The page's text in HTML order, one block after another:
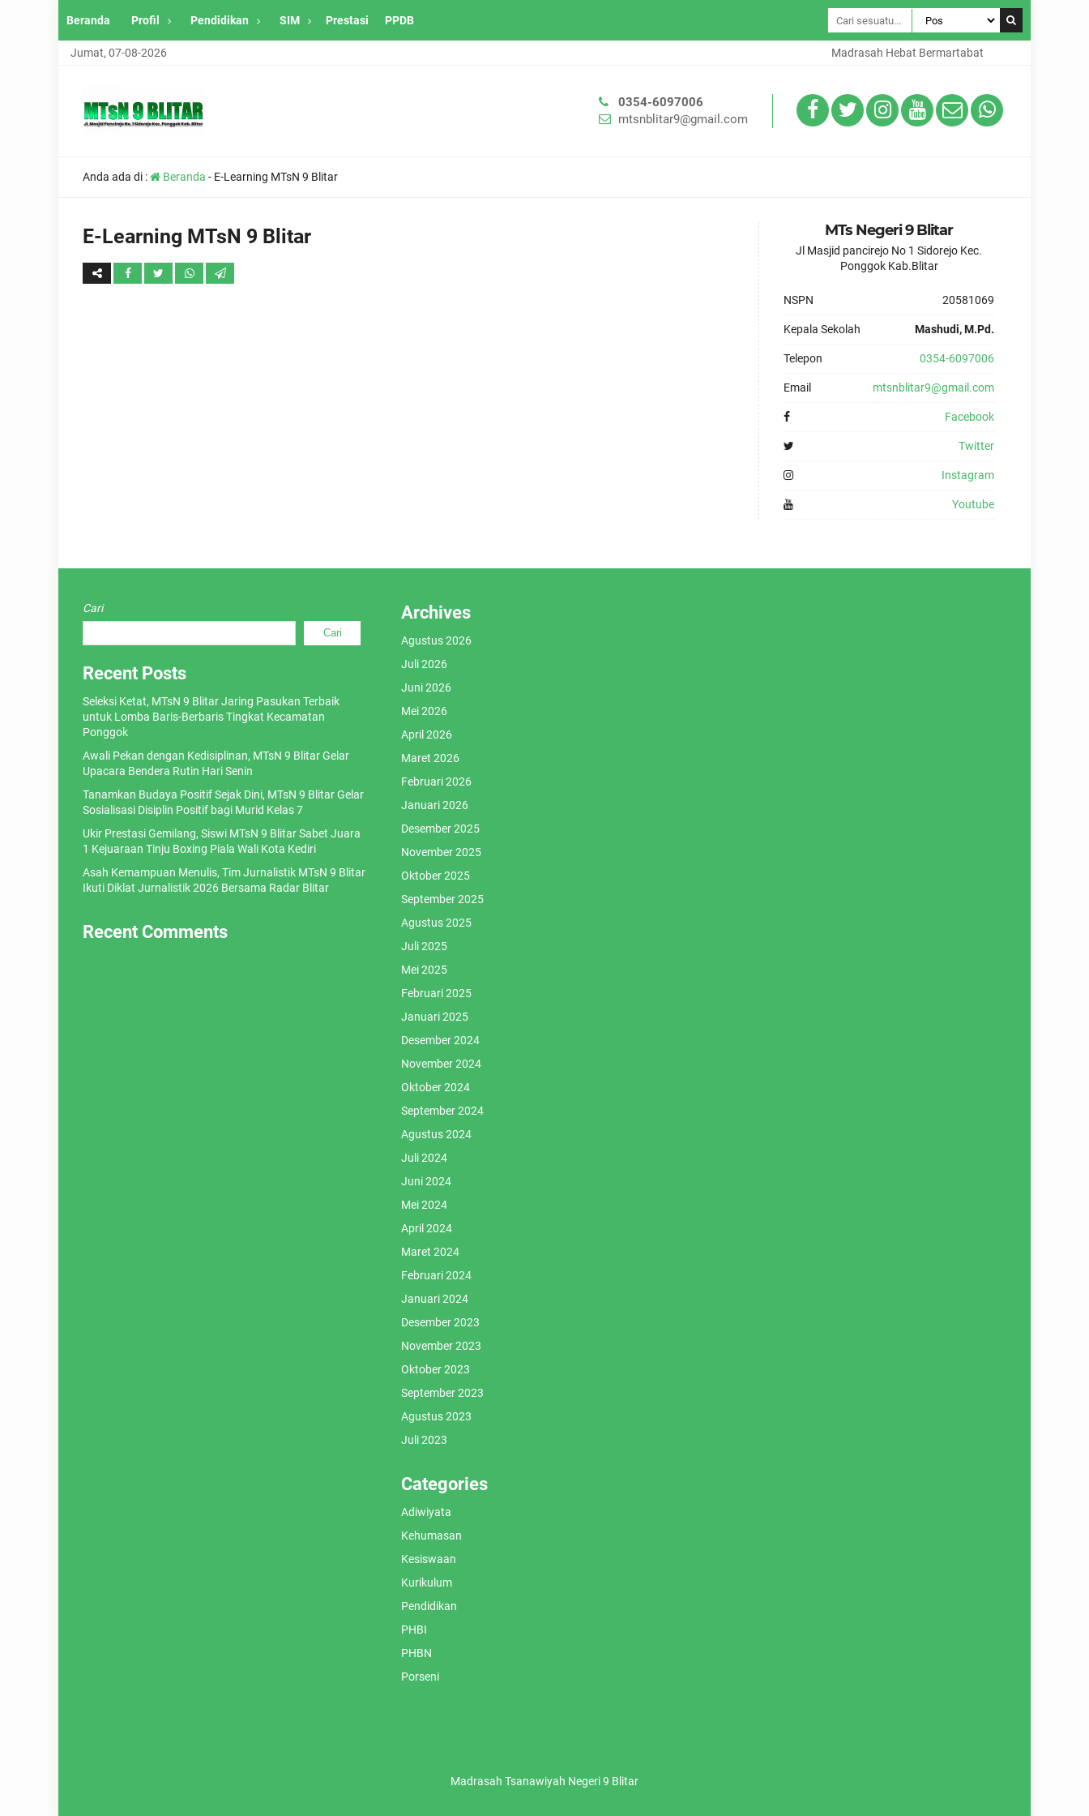
Beranda Profil Pendidikan SIM Prestasi PPDB
Jumat, 07-08-2026 Madrasah Hebat Bermartabat
0354-6097006
mtsnblitar9@gmail.com
Anda ada di : Beranda - E-Learning MTsN 9 Blitar
E-Learning MTsN 9 Blitar MTs Negeri 9 Blitar
Jl Masjid pancirejo No 1 Sidorejo Kec.
Ponggok Kab.Blitar
NSPN 20581069
Kepala Sekolah Mashudi, M.Pd.
Telepon 0354-6097006
Email mtsnblitar9@gmail.com
Facebook
Twitter
Instagram
Youtube
Cari
Cari
Recent Posts
Seleksi Ketat, MTsN 9 Blitar Jaring Pasukan Terbaik
untuk Lomba Baris-Berbaris Tingkat Kecamatan
Ponggok
Awali Pekan dengan Kedisiplinan, MTsN 9 Blitar Gelar
Upacara Bendera Rutin Hari Senin
Tanamkan Budaya Positif Sejak Dini, MTsN 9 Blitar Gelar
Sosialisasi Disiplin Positif bagi Murid Kelas 7
Ukir Prestasi Gemilang, Siswi MTsN 9 Blitar Sabet Juara
1 Kejuaraan Tinju Boxing Piala Wali Kota Kediri
Asah Kemampuan Menulis, Tim Jurnalistik MTsN 9 Blitar
Ikuti Diklat Jurnalistik 2026 Bersama Radar Blitar
Recent Comments
Archives
Agustus 2026
Juli 2026
Juni 2026
Mei 2026
April 2026
Maret 2026
Februari 2026
Januari 2026
Desember 2025
November 2025
Oktober 2025
September 2025
Agustus 2025
Juli 2025
Mei 2025
Februari 2025
Januari 2025
Desember 2024
November 2024
Oktober 2024
September 2024
Agustus 2024
Juli 2024
Juni 2024
Mei 2024
April 2024
Maret 2024
Februari 2024
Januari 2024
Desember 2023
November 2023
Oktober 2023
September 2023
Agustus 2023
Juli 2023
Categories
Adiwiyata
Kehumasan
Kesiswaan
Kurikulum
Pendidikan
PHBI
PHBN
Porseni
Madrasah Tsanawiyah Negeri 9 Blitar